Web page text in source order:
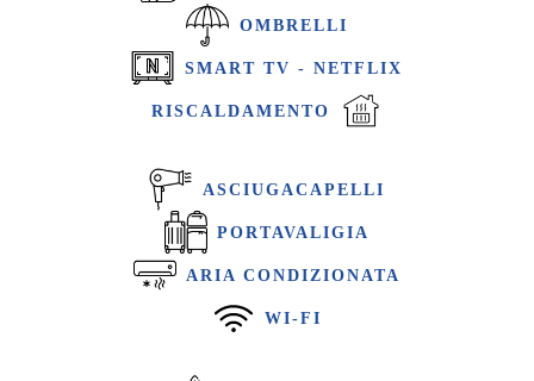
OMBRELLI
SMART TV - NETFLIX
RISCALDAMENTO
ASCIUGACAPELLI
PORTAVALIGIA
ARIA CONDIZIONATA
WI-FI